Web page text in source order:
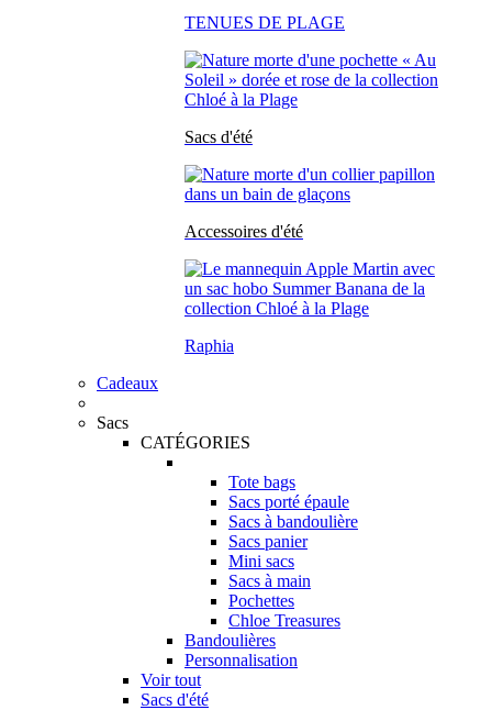
TENUES DE PLAGE
Sacs d'été
Accessoires d'été
Raphia
Cadeaux
Sacs
CATÉGORIES
Tote bags
Sacs porté épaule
Sacs à bandoulière
Sacs panier
Mini sacs
Sacs à main
Pochettes
Chloe Treasures
Bandoulières
Personnalisation
Voir tout
Sacs d'été